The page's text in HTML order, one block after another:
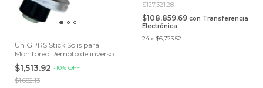
Un GPRS Stick Solis para
Monitoreo Remoto de inversor
vía cel
$1,513.92 -10% OFF
$1,682.13
$127,321.28
$108,859.69 con Transferencia
Electrónica
24 x $6,723.52